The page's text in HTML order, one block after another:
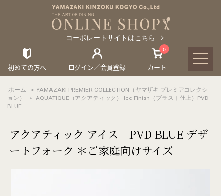
コーポレートサイトはこちら
初めての方へ ログイン／会員登録
0
カート
ホーム > YAMAZAKI PREMIER COLLECTION（ヤマザキ プレミアコレクシ
ョン）
> AQUATIQUE（アクアティック） Ice Finish（ブラスト仕上）PVD
BLUE
アクアティック アイス PVD BLUE デザ
ートフォーク ＊ご家庭向けサイズ